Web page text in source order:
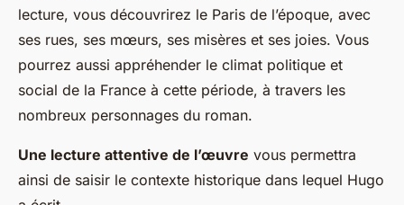
lecture, vous découvrirez le Paris de l’époque, avec
ses rues, ses mœurs, ses misères et ses joies. Vous
pourrez aussi appréhender le climat politique et
social de la France à cette période, à travers les
nombreux personnages du roman.
Une lecture attentive de l’œuvre vous permettra
ainsi de saisir le contexte historique dans lequel Hugo